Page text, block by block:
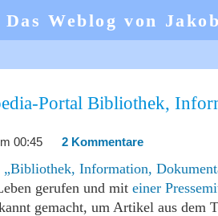
Weblog von
Portal Bibliothek,
00:45 2 Kommentare
Information,
gerufen und mit einer
gemacht, um Artikel aus dem